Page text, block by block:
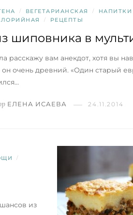
/ ВЕГЕТАРИАНСКАЯ / НАПИТКИ
/ РЕЦЕПТЫ
шиповника в
расскажу вам анекдот, хотя вы
он очень древний. «Один старый
ЕЛЕНА ИСАЕВА 24.11.2014
/
из